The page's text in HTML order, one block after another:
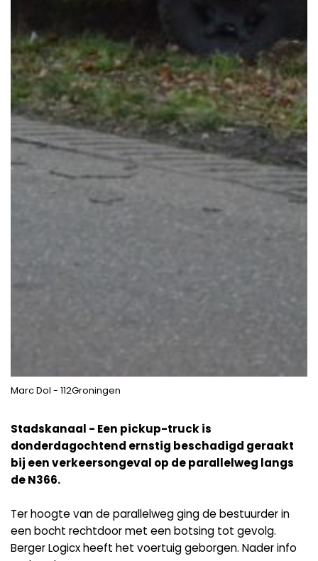
Marc Dol - 112Groningen
Stadskanaal - Een pickup-truck is
donderdagochtend ernstig beschadigd geraakt
bij een verkeersongeval op de parallelweg langs
de N366.
Ter hoogte van de parallelweg ging de bestuurder in
een bocht rechtdoor met een botsing tot gevolg.
Berger Logicx heeft het voertuig geborgen. Nader info